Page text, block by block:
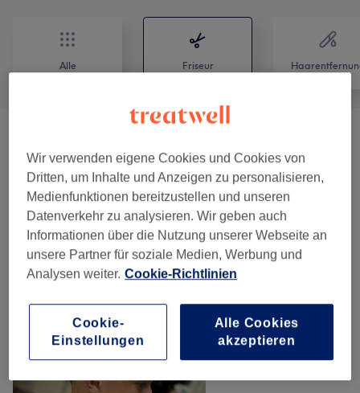
Alle Friseur
Kinder - Haarschnitte & Stylings ( 2) ab 19 €
Unsere Arbeit
Bild anklicken für weitere Details
Wir verwenden eigene Cookies und Cookies von
Dritten, um Inhalte und Anzeigen zu personalisieren,
Medienfunktionen bereitzustellen und unseren
Datenverkehr zu analysieren. Wir geben auch
Informationen über die Nutzung unserer Webseite an
unsere Partner für soziale Medien, Werbung und
Analysen weiter. Cookie-Richtlinien
Cookie-
Einstellungen
Alle Cookies
akzeptieren